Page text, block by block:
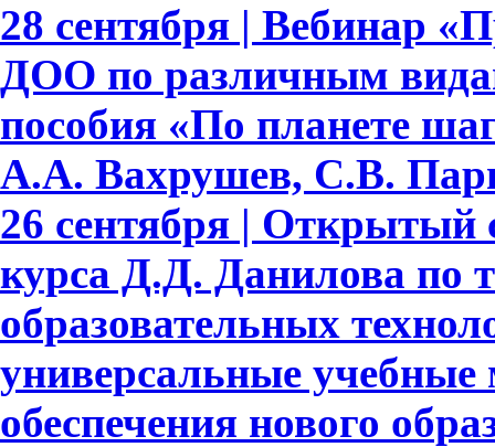
28 сентября | Вебинар
ДОО по различным
пособия «По планете
А.А. Вахрушев, С.В.
26 сентября | Открытый
курса Д.Д. Данилова по
образовательных
универсальные учебные
обеспечения нового